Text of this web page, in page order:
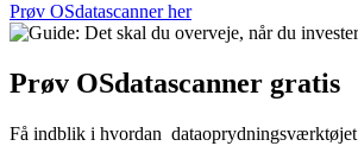
Prøv OSdatascanner her
Prøv OSdatascanner gratis
Få indblik i hvordan dataoprydningsværktøjet